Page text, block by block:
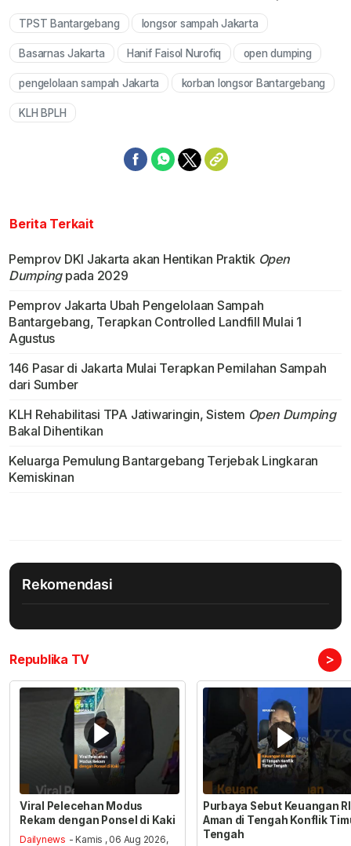
TPST Bantargebang longsor sampah Jakarta
Basarnas Jakarta Hanif Faisol Nurofiq open dumping
pengelolaan sampah Jakarta korban longsor Bantargebang
KLH BPLH
Berita Terkait
Pemprov DKI Jakarta akan Hentikan Praktik Open
Dumpingpada 2029
Pemprov Jakarta Ubah Pengelolaan Sampah
Bantargebang, Terapkan Controlled Landfill Mulai 1
Agustus
146 Pasar di Jakarta Mulai Terapkan Pemilahan Sampah
dari Sumber
KLH Rehabilitasi TPA Jatiwaringin, Sistem Open Dumping
Bakal Dihentikan
Keluarga Pemulung Bantargebang Terjebak Lingkaran
Kemiskinan
Rekomendasi
Republika TV >
Viral Pelecehan Modus
Rekam dengan Ponsel di Kaki
Dailynews - Kamis , 06 Aug 2026,
Purbaya Sebut Keuangan RI
Aman di Tengah Konflik
Tengah